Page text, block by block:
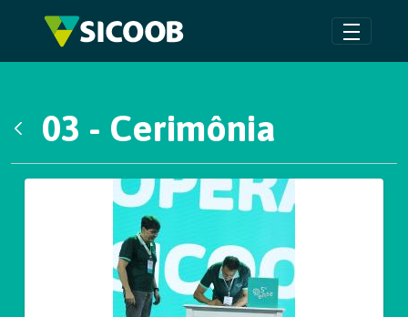
Pular para o Conteúdo principal
03 - Cerimônia
Galeria de Mídias